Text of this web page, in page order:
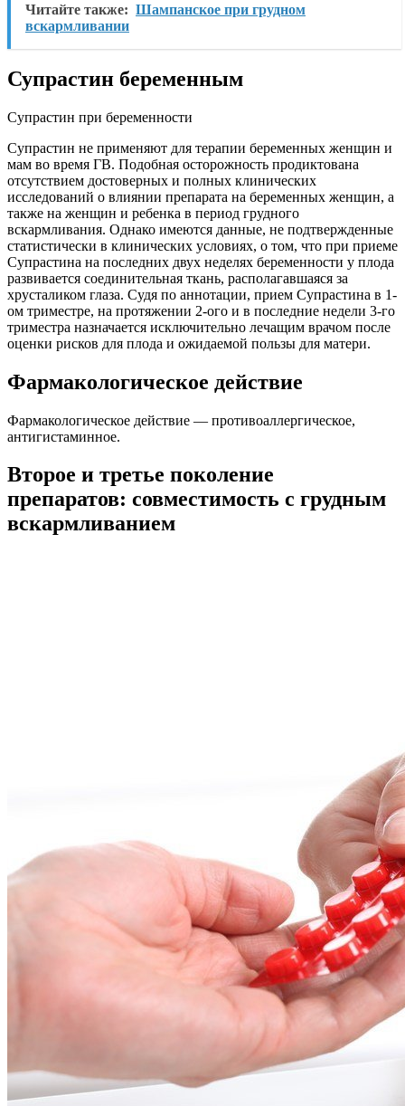
Читайте также: Шампанское при грудном
вскармливании
Супрастин беременным
Супрастин при беременности
Супрастин не применяют для терапии беременных женщин и
мам во время ГВ. Подобная осторожность продиктована
отсутствием достоверных и полных клинических
исследований о влиянии препарата на беременных женщин, а
также на женщин и ребенка в период грудного
вскармливания. Однако имеются данные, не подтвержденные
статистически в клинических условиях, о том, что при приеме
Супрастина на последних двух неделях беременности у плода
развивается соединительная ткань, располагавшаяся за
хрусталиком глаза. Судя по аннотации, прием Супрастина в 1-
ом триместре, на протяжении 2-ого и в последние недели 3-го
триместра назначается исключительно лечащим врачом после
оценки рисков для плода и ожидаемой пользы для матери.
Фармакологическое действие
Фармакологическое действие — противоаллергическое,
антигистаминное.
Второе и третье поколение
препаратов: совместимость с грудным
вскармливанием